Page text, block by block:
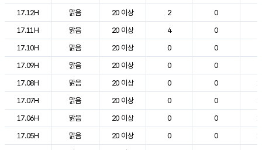
17.12H
맑음 20 이상 2 0
17.11H
맑음 20 이상 4 0
17.10H
맑음 20 이상 0 0
17.09H
맑음 20 이상 0 0
17.08H
맑음 20 이상 0 0
17.07H
맑음 20 이상 0 0
17.06H
맑음 20 이상 0 0
17.05H
맑음 20 이상 0 0